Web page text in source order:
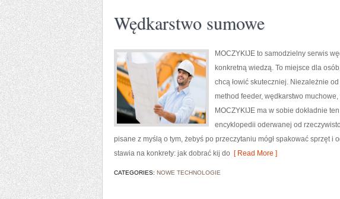
Wędkarstwo sumowe
MOCZYKIJE to samodzielny serwis
konkretną wiedzą. To miejsce dla
chcą łowić skuteczniej. Niezależnie
method feeder, wędkarstwo
MOCZYKIJE ma w sobie dokładnie
encyklopedii oderwanej od
pisane z myślą o tym, żebyś po przeczytaniu mógł spakować sprzęt i
stawia na konkrety: jak dobrać kij do [ Read More ]
CATEGORIES: NOWE TECHNOLOGIE